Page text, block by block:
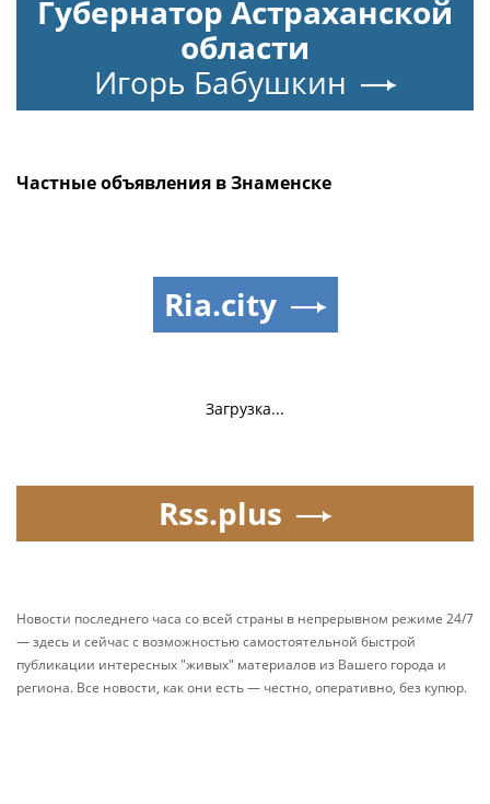
Губернатор Астраханской
области
Игорь Бабушкин
Частные объявления в Знаменске
Загрузка...
Ria.city
Rss.plus
Новости последнего часа со всей страны в непрерывном режиме 24/7
— здесь и сейчас с возможностью самостоятельной быстрой
публикации интересных "живых" материалов из Вашего города и
региона. Все новости, как они есть — честно, оперативно, без купюр.